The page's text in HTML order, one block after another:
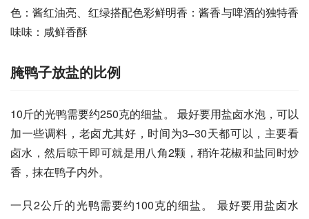
色：酱红油亮、红绿搭配色彩鲜明香：酱香与啤酒的独特香
味味：咸鲜香酥
腌鸭子放盐的比例
10斤的光鸭需要约250克的细盐。 最好要用盐卤水泡，可以
加一些调料，老卤尤其好，时间为3–30天都可以，主要看
卤水，然后晾干即可就是用八角2颗，稍许花椒和盐同时炒
香，抹在鸭子内外。
一只2公斤的光鸭需要约100克的细盐。 最好要用盐卤水